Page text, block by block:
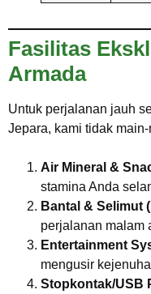
Fasilitas
Armada
Untuk perjalanan jauh
Jepara, kami tidak
Air Mineral &
stamina Anda
Bantal & Selimut
perjalanan malam
Entertainment
mengusir
Stopkontak/USB